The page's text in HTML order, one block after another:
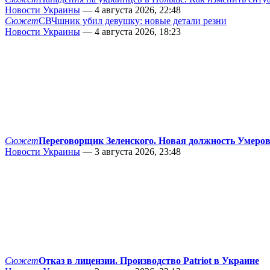
Новости Украины — 4 августа 2026, 22:48
СюжетСВЧшник убил девушку: новые детали резни
Новости Украины — 4 августа 2026, 18:23
СюжетПереговорщик Зеленского. Новая должность
Новости Украины — 3 августа 2026, 23:48
СюжетОтказ в лицензии. Производство Patriot в Украине